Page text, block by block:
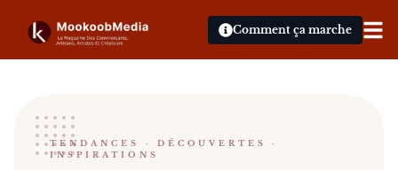
Comment ça marche
Nawell Madani
HUMORISTE ,ANIMATRICE, SCÉNARISTE ET
TENDANCES · DÉCOUVERTES ·
INSPIRATIONS